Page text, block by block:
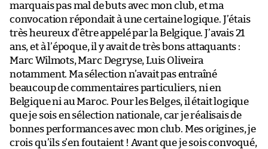
marquais pas mal de buts avec mon club, et ma
convocation répondait à une certaine logique. J’étais
très heureux d’être appelé par la Belgique. J’avais 21
ans, et à l’époque, il y avait de très bons attaquants :
Marc Wilmots, Marc Degryse, Luis Oliveira
notamment. Ma sélection n’avait pas entraîné
beaucoup de commentaires particuliers, ni en
Belgique ni au Maroc. Pour les Belges, il était logique
que je sois en sélection nationale, car je réalisais de
bonnes performances avec mon club. Mes origines, je
crois qu’ils s’en foutaient ! Avant que je sois convoqué,